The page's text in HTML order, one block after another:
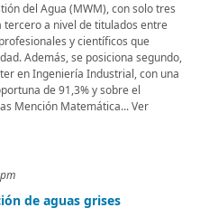
del Agua (MWM), con solo tres
tercero a nivel de titulados entre
y científicos que
Además, se posiciona segundo,
en Ingeniería Industrial, con una
de 91,3% y sobre el
Mención Matemática... Ver
de aguas grises